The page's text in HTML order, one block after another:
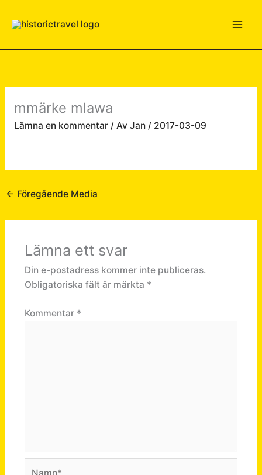
mmärke mlawa
Lämna en kommentar / Av Jan / 2017-03-09
← Föregående Media
Lämna ett svar
Din e-postadress kommer inte publiceras.
Obligatoriska fält är märkta *
Kommentar *